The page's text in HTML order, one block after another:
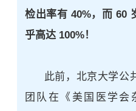
检出率有 40%，而 60
乎高达 100%！
此前，北京大学公
团队在《美国医学会